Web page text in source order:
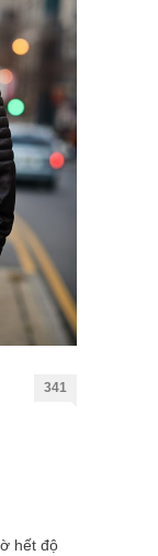
341
hết độ